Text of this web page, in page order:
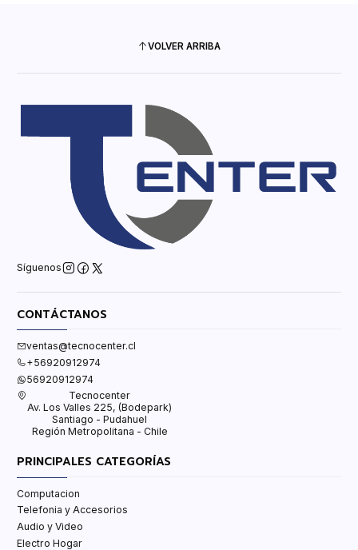
VOLVER ARRIBA
Síguenos
CONTÁCTANOS
ventas@tecnocenter.cl
+56920912974
56920912974
Tecnocenter
Av. Los Valles 225, (Bodepark)
Santiago - Pudahuel
Región Metropolitana - Chile
PRINCIPALES CATEGORÍAS
Computacion
Telefonia y Accesorios
Audio y Video
Electro Hogar